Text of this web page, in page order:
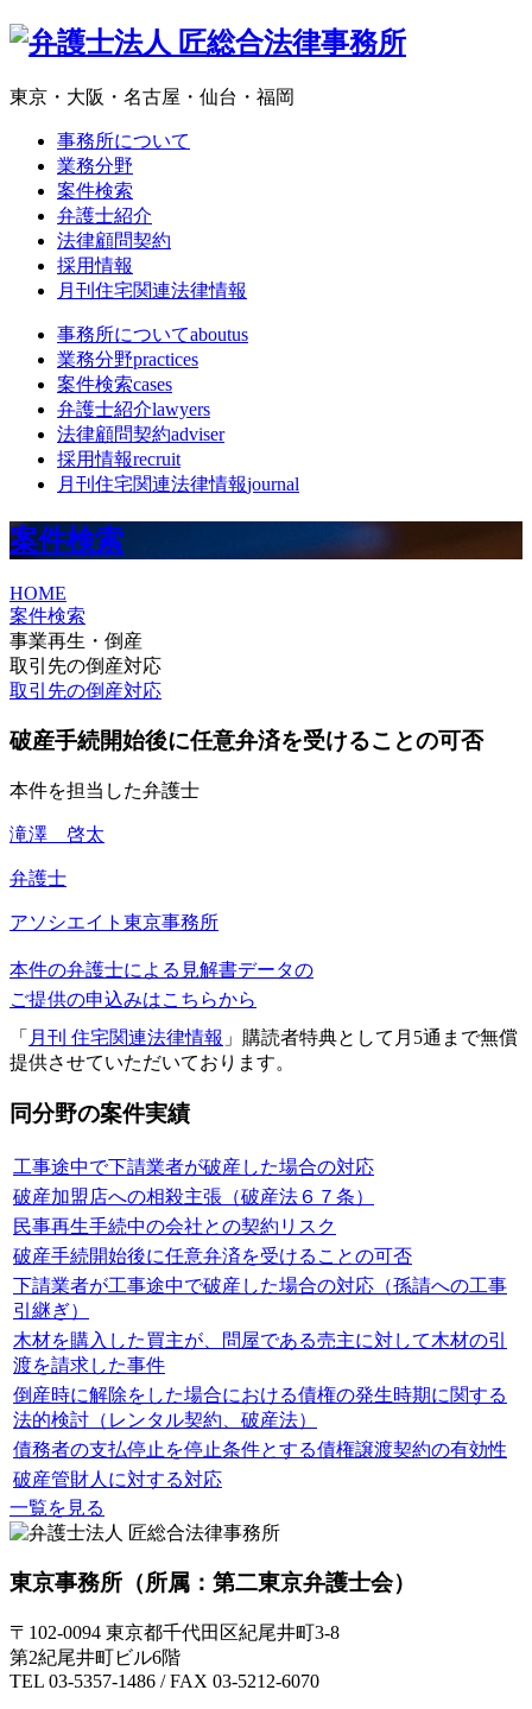
東京・大阪・名古屋・仙台・福岡
事務所について
業務分野
案件検索
弁護士紹介
法律顧問契約
採用情報
月刊住宅関連法律情報
事務所についてaboutus
業務分野practices
案件検索cases
弁護士紹介lawyers
法律顧問契約adviser
採用情報recruit
月刊住宅関連法律情報journal
案件検索
HOME
案件検索
事業再生・倒産
取引先の倒産対応
取引先の倒産対応
破産手続開始後に任意弁済を受けることの可否
本件を担当した弁護士
滝澤 啓太
弁護士
アソシエイト 東京事務所
本件の弁護士による見解書データの
ご提供の申込みはこちらから
「 月刊 住宅関連法律情報 」購読者特典として月5通まで無償
提供させていただいております。
同分野の案件実績
工事途中で下請業者が破産した場合の対応
破産加盟店への相殺主張（破産法６７条）
民事再生手続中の会社との契約リスク
破産手続開始後に任意弁済を受けることの可否
下請業者が工事途中で破産した場合の対応（孫請への工事
引継ぎ）
木材を購入した買主が、問屋である売主に対して木材の引
渡を請求した事件
倒産時に解除をした場合における債権の発生時期に関する
法的検討（レンタル契約、破産法）
債務者の支払停止を停止条件とする債権譲渡契約の有効性
破産管財人に対する対応
一覧を見る
東京事務所 （所属：第二東京弁護士会）
〒102-0094 東京都千代田区紀尾井町3-8
第2紀尾井町ビル6階
TEL 03-5357-1486 / FAX 03-5212-6070